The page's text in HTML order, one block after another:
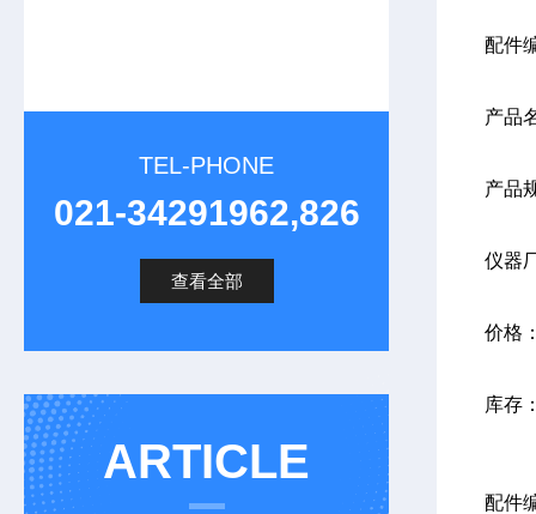
TEL-PHONE
021-34291962,826
查看全部
ARTICLE
配件
产品
产品
仪器
价格
库存
配件